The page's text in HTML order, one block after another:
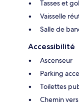
Tasses et
Vaisselle
Salle de
Accessibilité
Ascenseur
Parking
Toilettes
Chemin